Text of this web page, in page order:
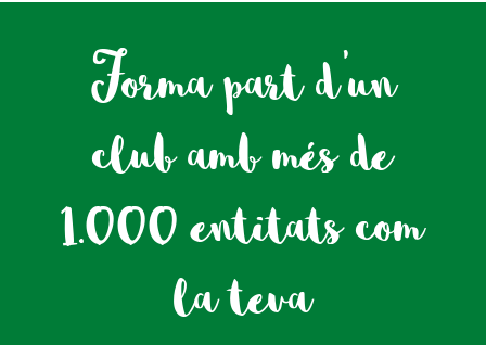
Forma part d'un
club amb més de
1.000 entitats com
la teva